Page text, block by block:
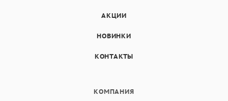
АКЦИИ
НОВИНКИ
КОНТАКТЫ
КОМПАНИЯ